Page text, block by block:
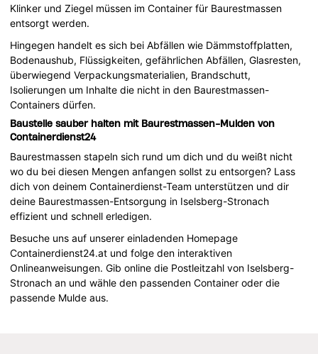
Klinker und Ziegel müssen im Container für Baurestmassen
entsorgt werden.
Hingegen handelt es sich bei Abfällen wie Dämmstoffplatten,
Bodenaushub, Flüssigkeiten, gefährlichen Abfällen, Glasresten,
überwiegend Verpackungsmaterialien, Brandschutt,
Isolierungen um Inhalte die nicht in den Baurestmassen-
Containers dürfen.
Baustelle sauber halten mit Baurestmassen-Mulden von
Containerdienst24
Baurestmassen stapeln sich rund um dich und du weißt nicht
wo du bei diesen Mengen anfangen sollst zu entsorgen? Lass
dich von deinem Containerdienst-Team unterstützen und dir
deine Baurestmassen-Entsorgung in Iselsberg-Stronach
effizient und schnell erledigen.
Besuche uns auf unserer einladenden Homepage
Containerdienst24.at und folge den interaktiven
Onlineanweisungen. Gib online die Postleitzahl von Iselsberg-
Stronach an und wähle den passenden Container oder die
passende Mulde aus.